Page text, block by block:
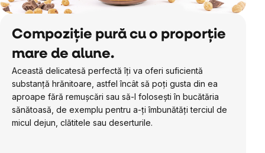
Compoziție pură cu o proporție
mare de alune.
Această delicatesă perfectă îți va oferi suficientă
substanță hrănitoare, astfel încât să poți gusta din ea
aproape fără remuşcări sau să-l folosești în bucătăria
sănătoasă, de exemplu pentru a-ți îmbunătăți terciul de
micul dejun, clătitele sau deserturile.